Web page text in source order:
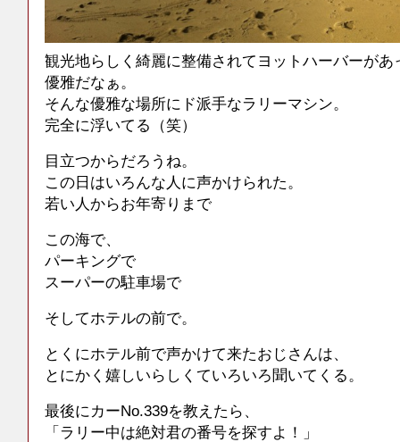
観光地らしく綺麗に整備されてヨットハーバーがあ
優雅だなぁ。
そんな優雅な場所にド派手なラリーマシン。
完全に浮いてる（笑）
目立つからだろうね。
この日はいろんな人に声かけられた。
若い人からお年寄りまで
この海で、
パーキングで
スーパーの駐車場で
そしてホテルの前で。
とくにホテル前で声かけて来たおじさんは、
とにかく嬉しいらしくていろいろ聞いてくる。
最後にカーNo.339を教えたら、
「ラリー中は絶対君の番号を探すよ！」